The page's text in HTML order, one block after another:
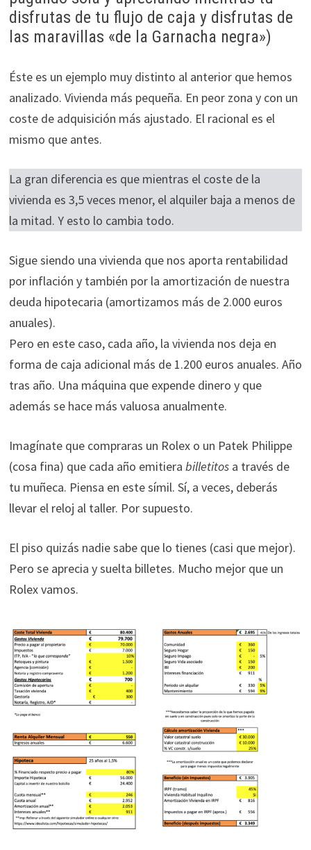
disfrutas de tu flujo de caja y disfrutas de
las maravillas «de la Garnacha negra»)
Éste es un ejemplo muy distinto al anterior que hemos
analizado. Vivienda más pequeña. En peor zona y con un
coste de adquisición más ajustado. El racional es el
mismo que antes.
La gran diferencia es que mientras el coste de la
vivienda es 3,5 veces menor, el alquiler baja a menos de
la mitad. Y esto lo cambia todo.
Sigue siendo una vivienda que nos aporta rentabilidad
por inflación y también por la amortización de nuestra
deuda hipotecaria (amortizamos más de 2.000 euros
anuales).
Pero en este caso, cada año, la vivienda nos deja en
forma de caja adicional más de 1.200 euros anuales. Año
tras año. Una máquina que expende dinero y que
además se hace más valuosa anualmente.
Imagínate que compraras un Rolex o un Patek Philippe
(cosa fina) que cada año emitiera billetitosa través de
tu muñeca. Piensa en este símil. Sí, a veces, deberás
llevar el reloj al taller. Por supuesto.
El piso quizás nadie sabe que lo tienes (casi que mejor).
Pero se aprecia y suelta billetes. Mucho mejor que un
Rolex vamos.